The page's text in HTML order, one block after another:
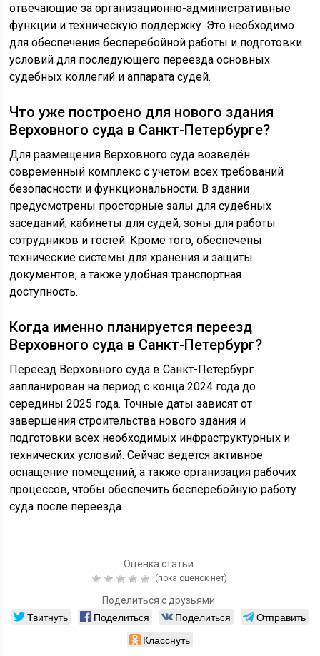
отвечающие за организационно-административные
функции и техническую поддержку. Это необходимо
для обеспечения бесперебойной работы и подготовки
условий для последующего переезда основных
судебных коллегий и аппарата судей.
Что уже построено для нового здания
Верховного суда в Санкт-Петербурге?
Для размещения Верховного суда возведён
современный комплекс с учетом всех требований
безопасности и функциональности. В здании
предусмотрены просторные залы для судебных
заседаний, кабинеты для судей, зоны для работы
сотрудников и гостей. Кроме того, обеспечены
технические системы для хранения и защиты
документов, а также удобная транспортная
доступность.
Когда именно планируется переезд
Верховного суда в Санкт-Петербург?
Переезд Верховного суда в Санкт-Петербург
запланирован на период с конца 2024 года до
середины 2025 года. Точные даты зависят от
завершения строительства нового здания и
подготовки всех необходимых инфраструктурных и
технических условий. Сейчас ведется активное
оснащение помещений, а также организация рабочих
процессов, чтобы обеспечить бесперебойную работу
суда после переезда.
Оценка статьи:
(пока оценок нет)
Поделиться с друзьями:
Твитнуть Поделиться Поделиться
Отправить
Класснуть